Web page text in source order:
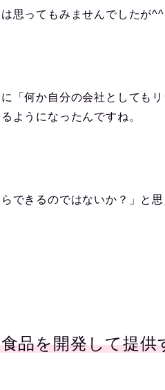
思ってもみませんでしたが
「何か自分の会社としても
ようになったんですね。
できるのではないか？」と
品を開発して提供